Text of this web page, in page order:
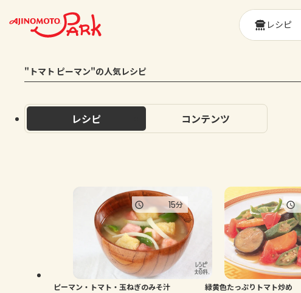
レシピ
"トマト ピーマン"の人気レシピ
レシピ コンテンツ
ピーマン・トマト・玉ねぎのみそ汁
15分
緑黄色たっぷりトマト炒め